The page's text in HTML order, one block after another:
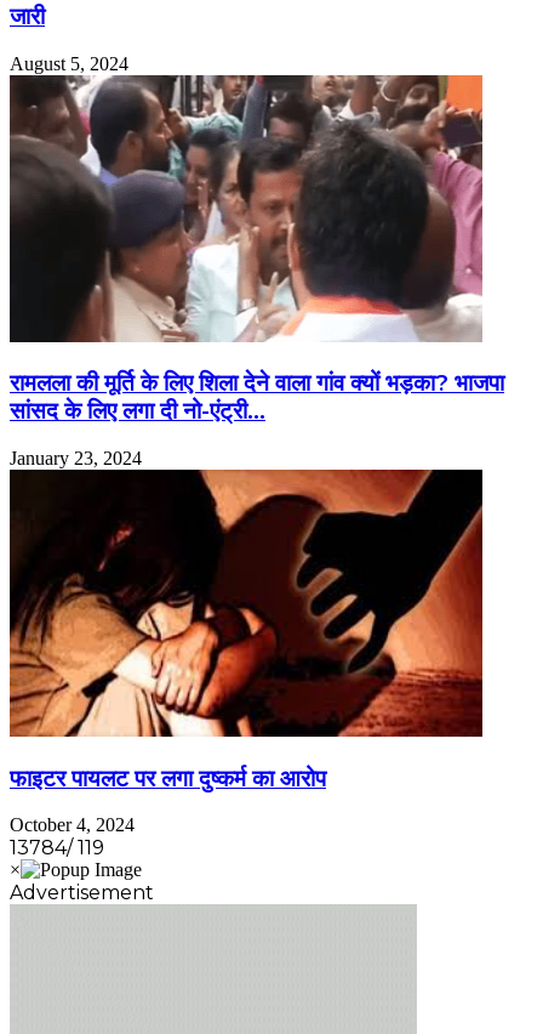
जारी
August 5, 2024
रामलला की मूर्ति के लिए शिला देने वाला गांव क्यों भड़का? भाजपा
सांसद के लिए लगा दी नो-एंट्री…
January 23, 2024
फाइटर पायलट पर लगा दुष्कर्म का आरोप
October 4, 2024
13784/ 119
Advertisement